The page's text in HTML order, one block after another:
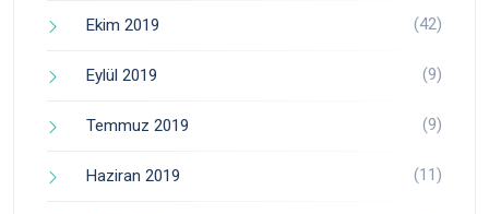
Ekim 2019 (42)
Eylül 2019 (9)
Temmuz 2019 (9)
Haziran 2019 (11)